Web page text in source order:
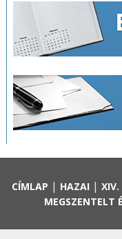
CÍMLAP | HAZAI | XIV.
MEGSZENTELT